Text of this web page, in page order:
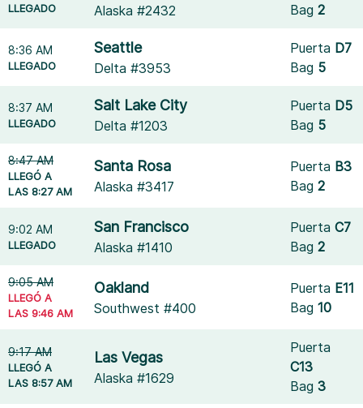
LLEGADO Alaska #2432
Bag2
8:36 AM
LLEGADO
Seattle
Delta #3953
Puerta D7
Bag 5
8:37 AM
LLEGADO
Salt Lake City
Delta #1203
Puerta D5
Bag 5
8:47 AM
LLEGÓ A
LAS 8:27 AM
Santa Rosa
Alaska #3417
Puerta B3
Bag2
9:02 AM
LLEGADO
San Francisco
Alaska #1410
PuertaC7
Bag2
9:05 AM
LLEGÓ A
LAS 9:46 AM
Oakland
Southwest #400
Puerta E11
Bag10
9:17 AM
LLEGÓ A
LAS 8:57 AM
Las Vegas
Alaska #1629
Puerta
C13
Bag3